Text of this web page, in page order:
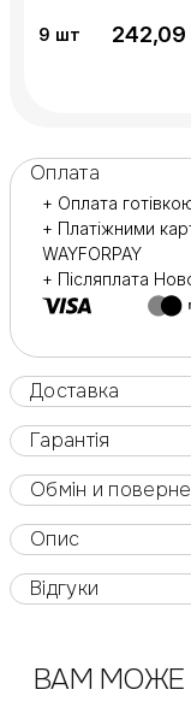
9 шт 242,09
Оплата
+ Оплата
+ Платіжними
WAYFORPAY
+ Післяплата
Доставка
Гарантія
Обмін и
Опис
Відгуки
ВАМ МОЖЕ